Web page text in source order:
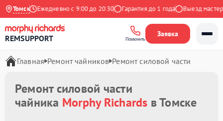
ТомскЕжедневно с 9:00 до 20:30 Гарантия до 1 года Выезд мастера
REMSUPPORT Позвонить
Заявка
Главная Ремонт чайников Ремонт силовой части
Ремонт силовой части
чайника Morphy Richards в Томске